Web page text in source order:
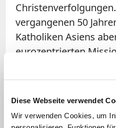
Diese Webseite verwendet
Wir verwenden Cookies, um
vergangenen 50
Katholiken Asiens
eurozentrierten
eigenständigen
Abgesehen von den
katholischen Staaten